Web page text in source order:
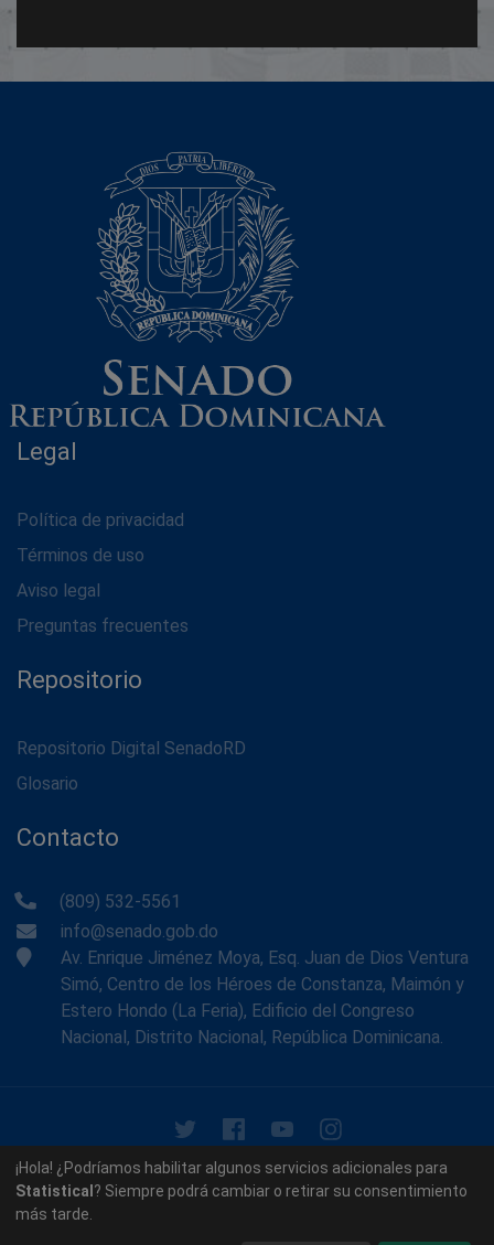
Legal
Política de privacidad
Términos de uso
Aviso legal
Preguntas frecuentes
Repositorio
Repositorio Digital SenadoRD
Glosario
Contacto
(809) 532-5561
info@senado.gob.do
Av. Enrique Jiménez Moya, Esq. Juan de Dios Ventura
Simó, Centro de los Héroes de Constanza, Maimón y
Estero Hondo (La Feria), Edificio del Congreso
Nacional, Distrito Nacional, República Dominicana.
© 2026 - Memoria Histórica del Senado de la República
Dominicana. Todos los derechos reservados.
¡Hola! ¿Podríamos habilitar algunos servicios adicionales para
Statistical ? Siempre podrá cambiar o retirar su consentimiento
más tarde.